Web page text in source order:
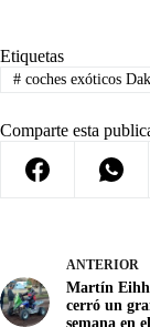
Etiquetas
#coches exóticos
Comparte esta
ANTERIOR
Martín
cerró un
semana en